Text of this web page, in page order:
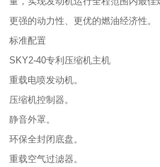
更强的动力性、更优的燃油经济性。
标准配置
SKY2-40专利压缩机主机
重载电喷发动机。
压缩机控制器。
静音外罩。
环保全封闭底盘。
重载空气过滤器。